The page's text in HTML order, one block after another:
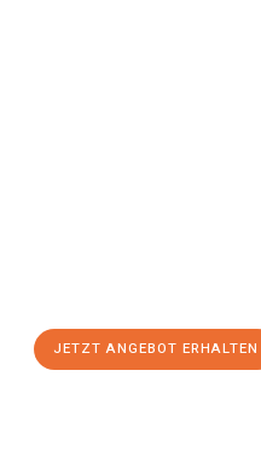
JETZT ANGEBOT ERHALTEN